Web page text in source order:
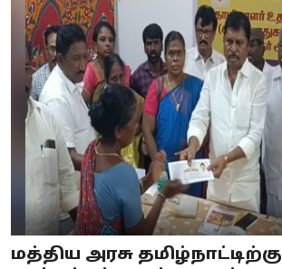
மத்திய அரசு தமிழ்நாட்டிற்கு